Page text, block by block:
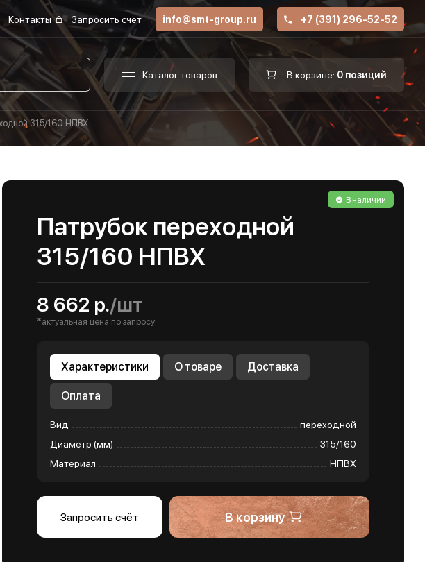
Контакты Запросить счёт info@smt-group.ru +7 (391) 296-52-52
Каталог товаров В корзине: 0 позиций
315/160 НПВХ
В наличии
Патрубок переходной
315/160 НПВХ
8 662 р./шт
*актуальная цена по запросу
Характеристики О товаре Доставка
Оплата
Вид
переходной
Диаметр (мм)
315/160
Материал
НПВХ
Запросить счёт В корзину